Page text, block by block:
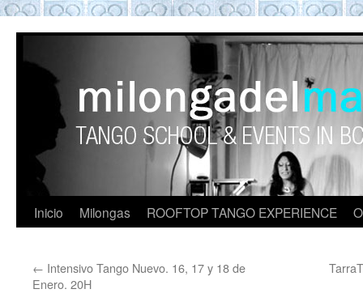
ROOFTOP TANGO
Barcelona. Show Tango. barcelona
experience. Private Tango Lesson. Rooftop
Tango experience Barcelona. Tango
Inicio Milongas ROOFTOP TANGO EXPERIENCE
← Intensivo Tango Nuevo. 16, 17 y 18 de
Enero. 20H